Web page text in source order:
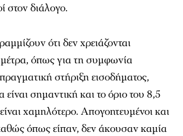
στον διάλογο.
ότι δεν χρειάζονται
όπως για τη συμφωνία
στήριξη εισοδήματος,
σημαντική και το όριο του 8,5
χαμηλότερο. Απογοητευμένοι και
όπως είπαν, δεν άκουσαν καμία